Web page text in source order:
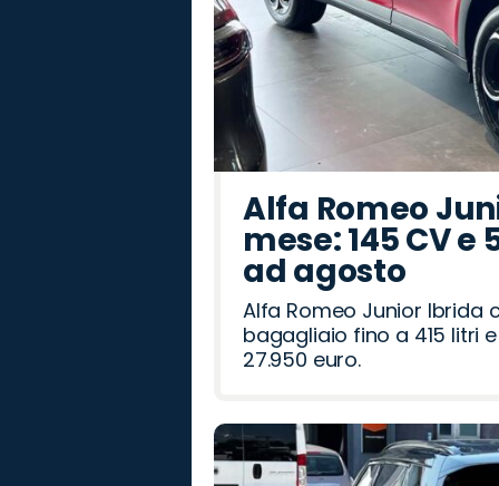
Alfa Romeo
mese: 145 CV
ad agosto
Alfa Romeo Junior Ibrida
bagagliaio fino a 415 litri
27.950 euro.